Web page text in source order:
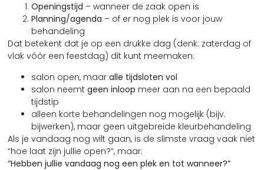
Openingstijd – wanneer de zaak open is
Planning/agenda – of er nog plek is voor jouw
behandeling
Dat betekent dat je op een drukke dag (denk: zaterdag of
vlak vóór een feestdag) dit kunt meemaken:
salon open, maaralle tijdsloten vol
salon neemtgeen inloop meer aan na een bepaald
tijdstip
alleen korte behandelingen nog mogelijk (bijv.
bijwerken), maar geen uitgebreide kleurbehandeling
Als je vandaag nog wilt gaan, is de slimste vraag vaak niet
“hoe laat zijn jullie open?”, maar:
“Hebben jullie vandaag nog een plek en tot wanneer?”